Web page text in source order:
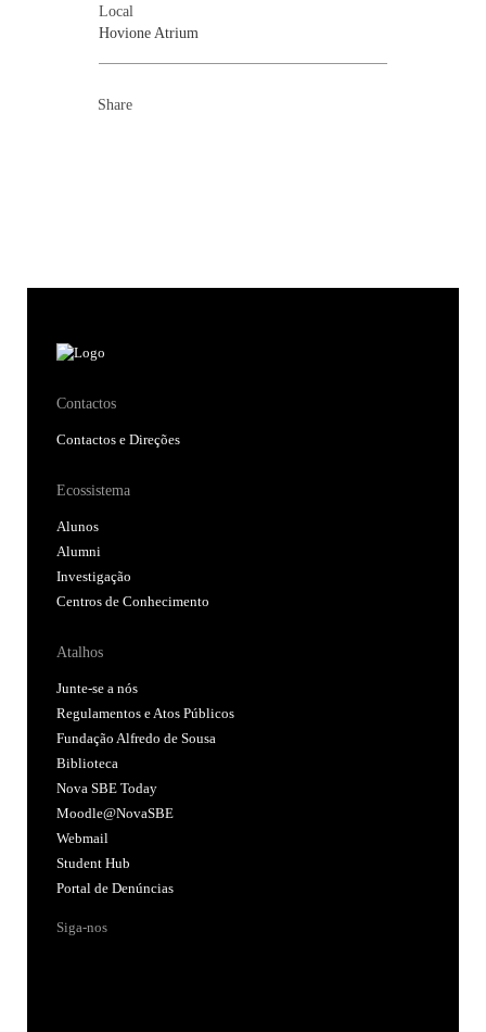
Local
Hovione Atrium
Share
Contactos
Contactos e Direções
Ecossistema
Alunos
Alumni
Investigação
Centros de Conhecimento
Atalhos
Junte-se a nós
Regulamentos e Atos Públicos
Fundação Alfredo de Sousa
Biblioteca
Nova SBE Today
Moodle@NovaSBE
Webmail
Student Hub
Portal de Denúncias
Siga-nos